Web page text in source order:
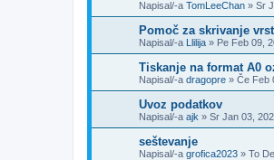
Napisal/-a TomLeeChan » Sr
Pomoč za skrivanje
Napisal/-a Llilija » Pe Feb 09,
Tiskanje na format A0
Napisal/-a dragopre » Če Feb
Uvoz podatkov
Napisal/-a ajk » Sr Jan 03,
seštevanje
Napisal/-a grofica2023 » To